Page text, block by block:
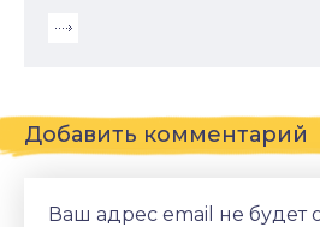
Добавить комментарий
Ваш адрес email не будет